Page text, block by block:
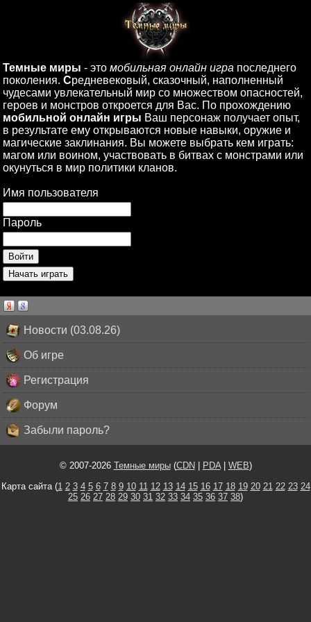
Темные миры - это мобильная онлайн игра последнего
поколения. Средневековый, сказочный, наполненный
чудесами увлекательный мир со множеством опасностей,
героев и монстров откроется для Вас. По прохождению
мобильной онлайн игры Ваш персонаж получает опыт,
в результате ему открываются новые навыки, оружие и
магические заклинания. Вы можете выбрать кем играть:
магом или воином, участвовать в битвах с монстрами или
окунуться в мир политики кланов.
Имя пользователя
Пароль
Новости (03.08.26)
Об игре
Регистрация
Форум
Забыли пароль?
© 2007-2026 Темные миры(CDN| PDA| WEB)
Карта сайта (1 2 3 4 5 6 7 8 9 10 11 12 13 14 15 16 17 18 19 20 21 22 23 24
25 26 27 28 29 30 31 32 33 34 35 36 37 38)